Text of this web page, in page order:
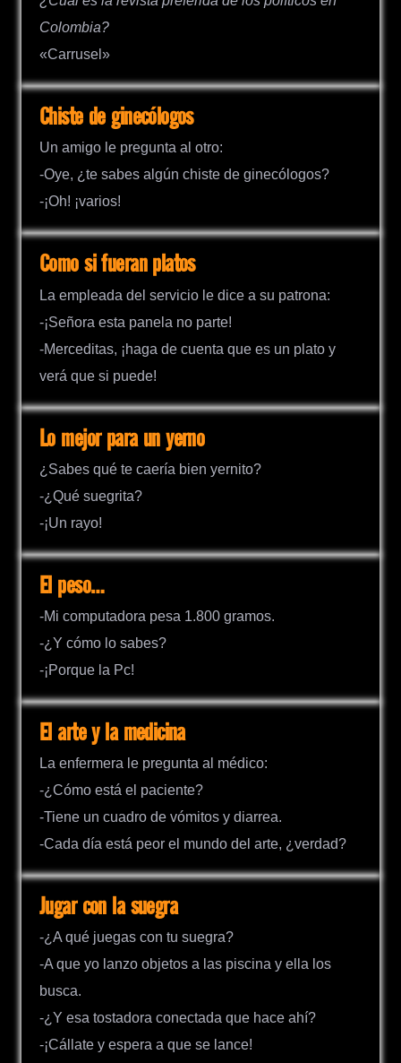
Colombia?
«Carrusel»
Chiste de ginecólogos
Un amigo le pregunta al otro:
-Oye, ¿te sabes algún chiste de ginecólogos?
-¡Oh! ¡varios!
Como si fueran platos
La empleada del servicio le dice a su patrona:
-¡Señora esta panela no parte!
-Merceditas, ¡haga de cuenta que es un plato y
verá que si puede!
Lo mejor para un yerno
¿Sabes qué te caería bien yernito?
-¿Qué suegrita?
-¡Un rayo!
El peso…
-Mi computadora pesa 1.800 gramos.
-¿Y cómo lo sabes?
-¡Porque la Pc!
El arte y la medicina
La enfermera le pregunta al médico:
-¿Cómo está el paciente?
-Tiene un cuadro de vómitos y diarrea.
-Cada día está peor el mundo del arte, ¿verdad?
Jugar con la suegra
-¿A qué juegas con tu suegra?
-A que yo lanzo objetos a las piscina y ella los
busca.
-¿Y esa tostadora conectada que hace ahí?
-¡Cállate y espera a que se lance!